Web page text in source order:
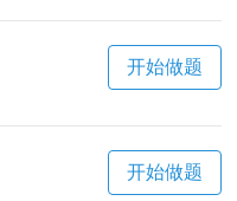
开始做题
开始做题